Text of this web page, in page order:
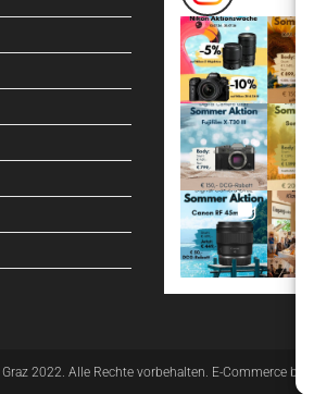
2022. Alle Rechte vorbehalten. E-Commerce by